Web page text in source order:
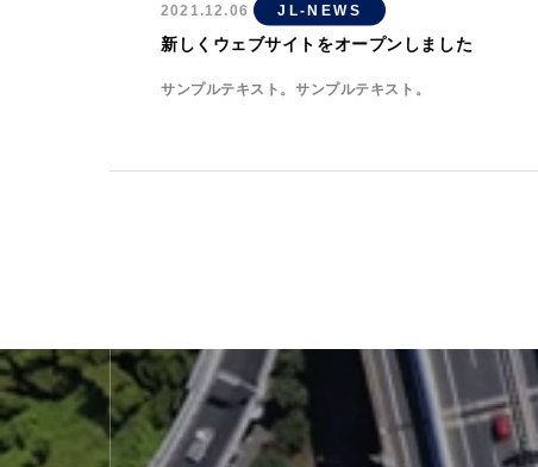
2021.12.06 JL-NEWS
新しくウェブサイトをオープンしました
サンプルテキスト。サンプルテキスト。